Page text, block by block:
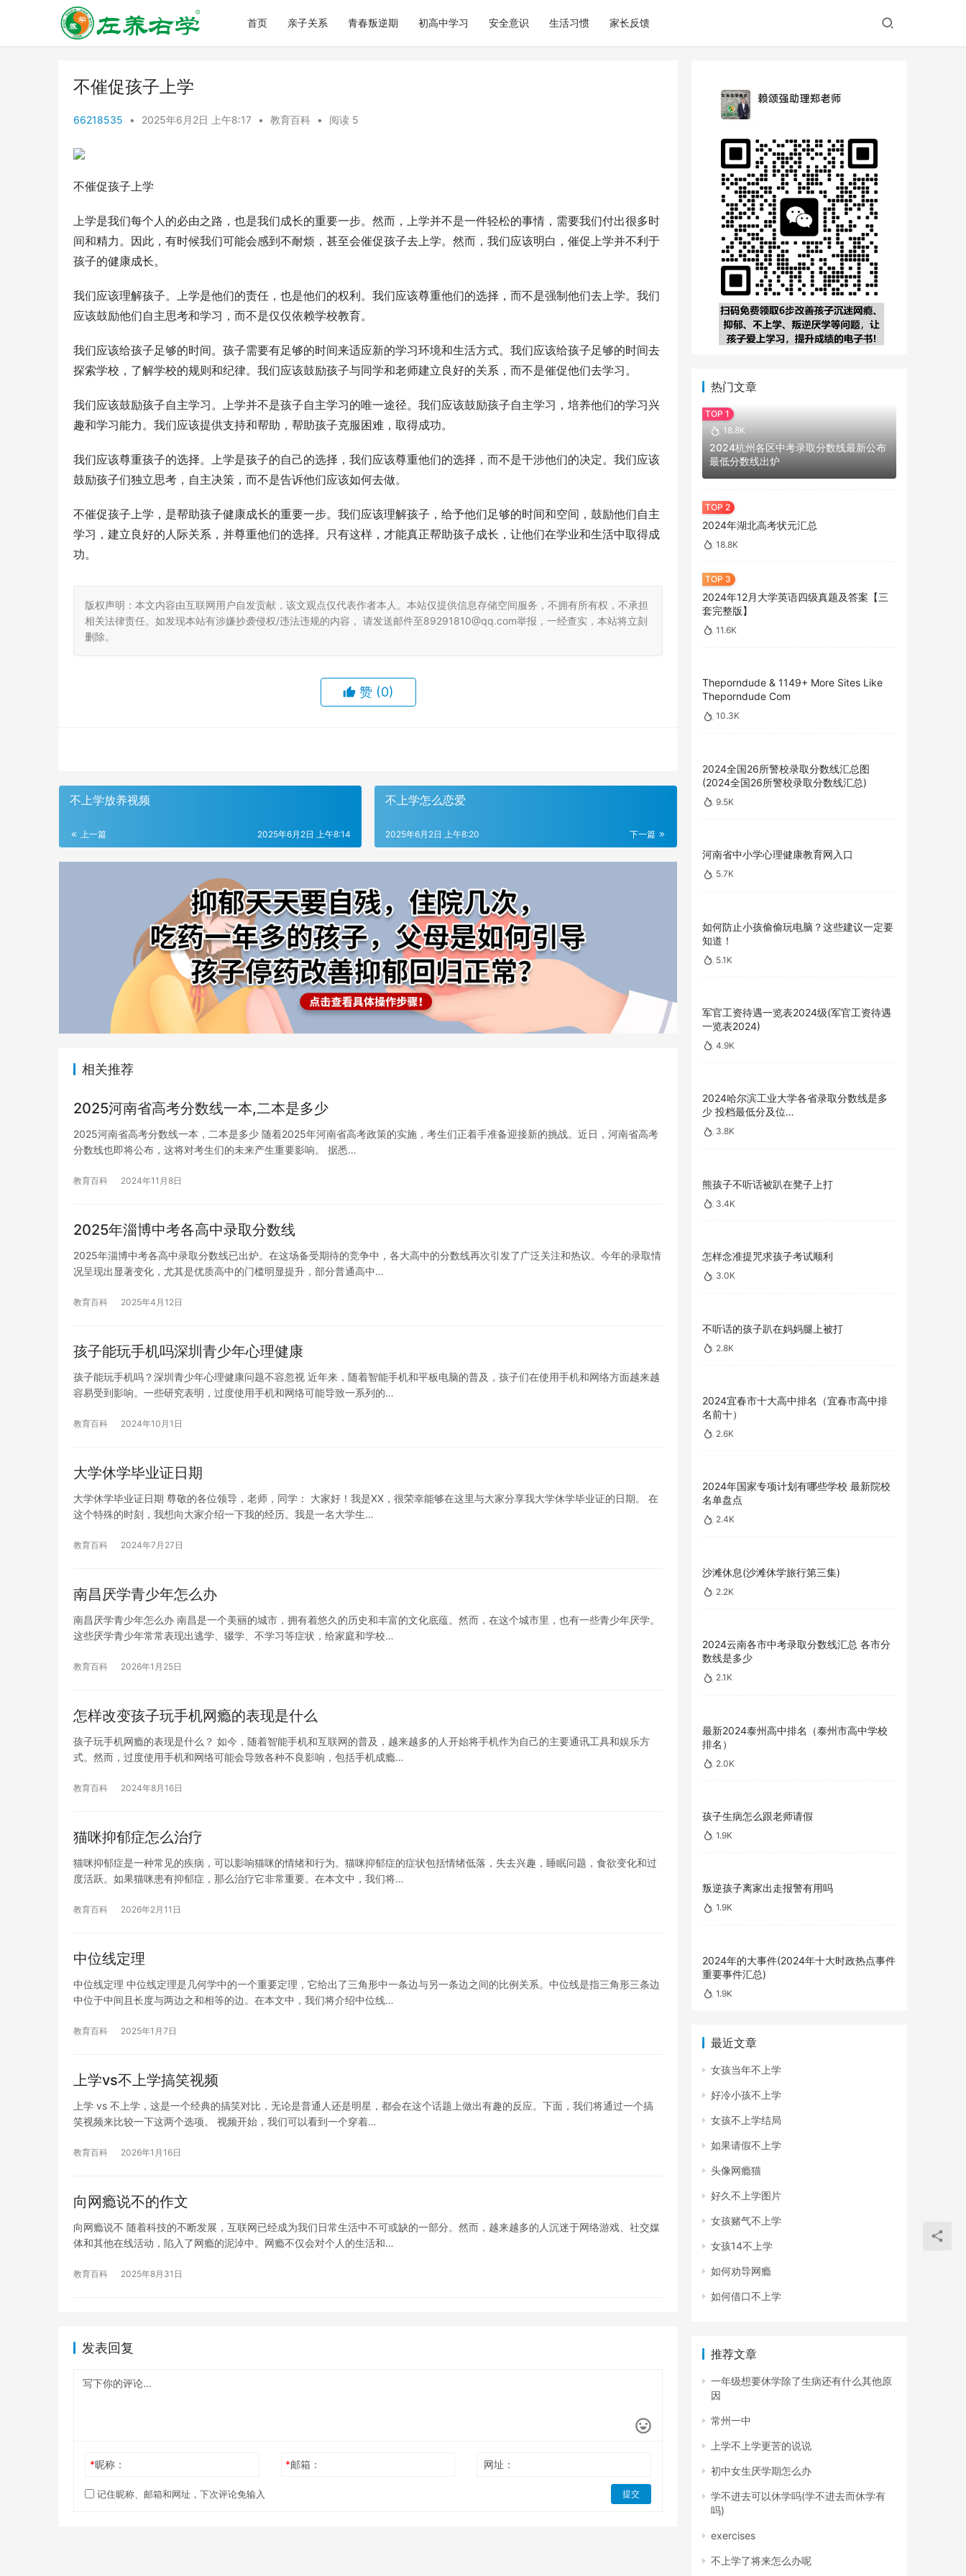
首页 亲子关系 青春叛逆期 初高中学习 安全意识 生活习惯 家长反馈
不催促孩子上学
66218535 • 2025年6月2日 上午8:17 • 教育百科 • 阅读 5
不催促孩子上学
上学是我们每个人的必由之路，也是我们成长的重要一步。然而，上学并不是一件轻松的事情，需要我们付出很多时
间和精力。因此，有时候我们可能会感到不耐烦，甚至会催促孩子去上学。然而，我们应该明白，催促上学并不利于
孩子的健康成长。
我们应该理解孩子。上学是他们的责任，也是他们的权利。我们应该尊重他们的选择，而不是强制他们去上学。我们
应该鼓励他们自主思考和学习，而不是仅仅依赖学校教育。
我们应该给孩子足够的时间。孩子需要有足够的时间来适应新的学习环境和生活方式。我们应该给孩子足够的时间去
探索学校，了解学校的规则和纪律。我们应该鼓励孩子与同学和老师建立良好的关系，而不是催促他们去学习。
我们应该鼓励孩子自主学习。上学并不是孩子自主学习的唯一途径。我们应该鼓励孩子自主学习，培养他们的学习兴
趣和学习能力。我们应该提供支持和帮助，帮助孩子克服困难，取得成功。
我们应该尊重孩子的选择。上学是孩子的自己的选择，我们应该尊重他们的选择，而不是干涉他们的决定。我们应该
鼓励孩子们独立思考，自主决策，而不是告诉他们应该如何去做。
不催促孩子上学，是帮助孩子健康成长的重要一步。我们应该理解孩子，给予他们足够的时间和空间，鼓励他们自主
学习，建立良好的人际关系，并尊重他们的选择。只有这样，才能真正帮助孩子成长，让他们在学业和生活中取得成
功。
版权声明：本文内容由互联网用户自发贡献，该文观点仅代表作者本人。本站仅提供信息存储空间服务，不拥有所有权，不承担
相关法律责任。如发现本站有涉嫌抄袭侵权/违法违规的内容， 请发送邮件至89291810@qq.com举报，一经查实，本站将立刻
删除。
赞 (0)
不上学放养视频
上一篇 2025年6月2日 上午8:14
不上学怎么恋爱
下一篇
2025年6月2日 上午8:20
相关推荐
2025河南省高考分数线一本,二本是多少
2025河南省高考分数线一本，二本是多少 随着2025年河南省高考政策的实施，考生们正着手准备迎接新的挑战。近日，河南省高考
分数线也即将公布，这将对考生们的未来产生重要影响。 据悉…
教育百科 2024年11月8日
2025年淄博中考各高中录取分数线
2025年淄博中考各高中录取分数线已出炉。在这场备受期待的竞争中，各大高中的分数线再次引发了广泛关注和热议。今年的录取情
况呈现出显著变化，尤其是优质高中的门槛明显提升，部分普通高中…
教育百科 2025年4月12日
孩子能玩手机吗深圳青少年心理健康
孩子能玩手机吗？深圳青少年心理健康问题不容忽视 近年来，随着智能手机和平板电脑的普及，孩子们在使用手机和网络方面越来越
容易受到影响。一些研究表明，过度使用手机和网络可能导致一系列的…
教育百科 2024年10月1日
大学休学毕业证日期
大学休学毕业证日期 尊敬的各位领导，老师，同学： 大家好！我是XX，很荣幸能够在这里与大家分享我大学休学毕业证的日期。 在
这个特殊的时刻，我想向大家介绍一下我的经历。我是一名大学生…
教育百科 2024年7月27日
南昌厌学青少年怎么办
南昌厌学青少年怎么办 南昌是一个美丽的城市，拥有着悠久的历史和丰富的文化底蕴。然而，在这个城市里，也有一些青少年厌学。
这些厌学青少年常常表现出逃学、辍学、不学习等症状，给家庭和学校…
教育百科 2026年1月25日
怎样改变孩子玩手机网瘾的表现是什么
孩子玩手机网瘾的表现是什么？ 如今，随着智能手机和互联网的普及，越来越多的人开始将手机作为自己的主要通讯工具和娱乐方
式。然而，过度使用手机和网络可能会导致各种不良影响，包括手机成瘾…
教育百科 2024年8月16日
猫咪抑郁症怎么治疗
猫咪抑郁症是一种常见的疾病，可以影响猫咪的情绪和行为。猫咪抑郁症的症状包括情绪低落，失去兴趣，睡眠问题，食欲变化和过
度活跃。如果猫咪患有抑郁症，那么治疗它非常重要。在本文中，我们将…
教育百科 2026年2月11日
中位线定理
中位线定理 中位线定理是几何学中的一个重要定理，它给出了三角形中一条边与另一条边之间的比例关系。中位线是指三角形三条边
中位于中间且长度与两边之和相等的边。在本文中，我们将介绍中位线…
教育百科 2025年1月7日
上学vs不上学搞笑视频
上学 vs 不上学，这是一个经典的搞笑对比，无论是普通人还是明星，都会在这个话题上做出有趣的反应。下面，我们将通过一个搞
笑视频来比较一下这两个选项。 视频开始，我们可以看到一个穿着…
教育百科 2026年1月16日
向网瘾说不的作文
向网瘾说不 随着科技的不断发展，互联网已经成为我们日常生活中不可或缺的一部分。然而，越来越多的人沉迷于网络游戏、社交媒
体和其他在线活动，陷入了网瘾的泥淖中。网瘾不仅会对个人的生活和…
教育百科 2025年8月31日
发表回复
*昵称： *邮箱： 网址：
记住昵称、邮箱和网址，下次评论免输入 提交
热门文章
18.8K
2024杭州各区中考录取分数线最新公布
最低分数线出炉
2024年湖北高考状元汇总
18.8K
2024年12月大学英语四级真题及答案【三
套完整版】
11.6K
Theporndude & 1149+ More Sites Like
Theporndude Com
10.3K
2024全国26所警校录取分数线汇总图
(2024全国26所警校录取分数线汇总)
9.5K
河南省中小学心理健康教育网入口
5.7K
如何防止小孩偷偷玩电脑？这些建议一定要
知道！
5.1K
军官工资待遇一览表2024级(军官工资待遇
一览表2024)
4.9K
2024哈尔滨工业大学各省录取分数线是多
少 投档最低分及位…
3.8K
熊孩子不听话被趴在凳子上打
3.4K
怎样念准提咒求孩子考试顺利
3.0K
不听话的孩子趴在妈妈腿上被打
2.8K
2024宜春市十大高中排名（宜春市高中排
名前十）
2.6K
2024年国家专项计划有哪些学校 最新院校
名单盘点
2.4K
沙滩休息(沙滩休学旅行第三集)
2.2K
2024云南各市中考录取分数线汇总 各市分
数线是多少
2.1K
最新2024泰州高中排名（泰州市高中学校
排名）
2.0K
孩子生病怎么跟老师请假
1.9K
叛逆孩子离家出走报警有用吗
1.9K
2024年的大事件(2024年十大时政热点事件
重要事件汇总)
1.9K
最近文章
女孩当年不上学
好冷小孩不上学
女孩不上学结局
如果请假不上学
头像网瘾猫
好久不上学图片
女孩赌气不上学
女孩14不上学
如何劝导网瘾
如何借口不上学
推荐文章
一年级想要休学除了生病还有什么其他原
因
常州一中
上学不上学更苦的说说
初中女生厌学期怎么办
学不进去可以休学吗(学不进去而休学有
吗)
exercises
不上学了将来怎么办呢